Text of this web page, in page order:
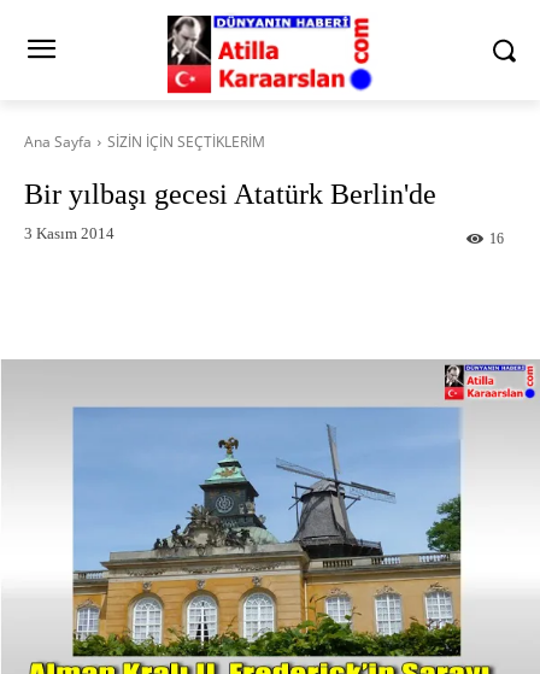
Ana Sayfa SİZİN İÇİN SEÇTİKLERİM
Bir yılbaşı gecesi Atatürk Berlin'de
3 Kasım 2014 16